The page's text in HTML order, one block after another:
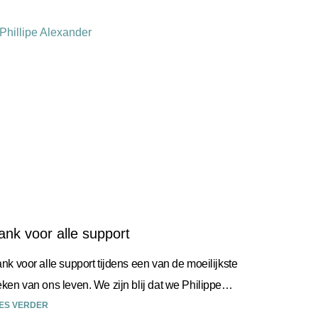
voor alle support
voor alle support tijdens een van de moeilijkste
van ons leven. We zijn blij dat we Philippe
waardig afscheid hebben kunnen geven
VERDER